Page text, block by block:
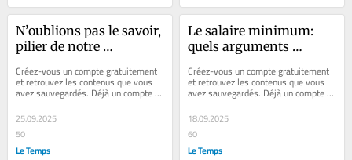
N’oublions pas le savoir,
pilier de notre
Créez-vous un compte gratuitement
et retrouvez les contenus que vous
avez sauvegardés. Déjà un compte ?
Se connecter Faites plaisir à vos...
25.09.2025
50
Le Temps
Le salaire minimum:
quels arguments
Créez-vous un compte gratuitement
et retrouvez les contenus que vous
avez sauvegardés. Déjà un compte ?
Se connecter Faites plaisir à vos...
18.09.2025
60
Le Temps